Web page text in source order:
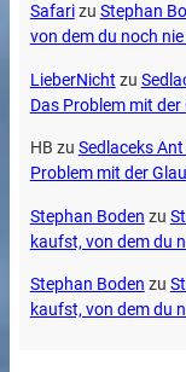
Safarizu Stephan
von dem du noch
LieberNicht zu
Das Problem mit
HB zu Sedlaceks
Problem mit der
Stephan Boden zu
kaufst, von dem du
Stephan Boden zu
kaufst, von dem du